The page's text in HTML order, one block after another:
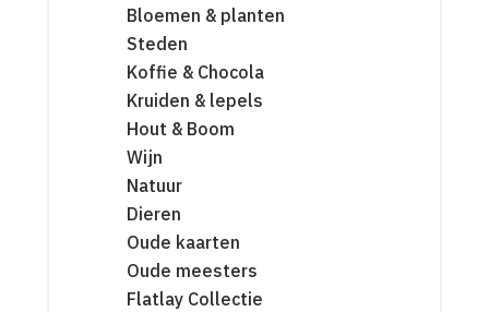
Bloemen & planten
Steden
Koffie & Chocola
Kruiden & lepels
Hout & Boom
Wijn
Natuur
Dieren
Oude kaarten
Oude meesters
Flatlay Collectie